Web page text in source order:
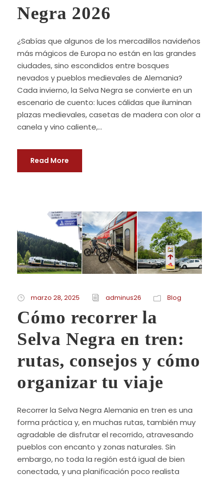
Negra 2026
¿Sabías que algunos de los mercadillos navideños
más mágicos de Europa no están en las grandes
ciudades, sino escondidos entre bosques
nevados y pueblos medievales de Alemania?
Cada invierno, la Selva Negra se convierte en un
escenario de cuento: luces cálidas que iluminan
plazas medievales, casetas de madera con olor a
canela y vino caliente,...
Read More
marzo 28, 2025 adminus26 Blog
Cómo recorrer la
Selva Negra en tren:
rutas, consejos y cómo
organizar tu viaje
Recorrer la Selva Negra Alemania en tren es una
forma práctica y, en muchas rutas, también muy
agradable de disfrutar el recorrido, atravesando
pueblos con encanto y zonas naturales. Sin
embargo, no toda la región está igual de bien
conectada, y una planificación poco realista